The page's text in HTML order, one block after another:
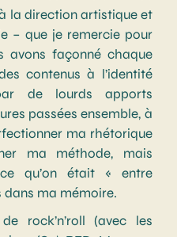
à la direction artistique et
– que je remercie pour
avons façonné chaque
contenus à l’identité
de lourds apports
passées ensemble, à
ma rhétorique
ma méthode, mais
qu’on était « entre
dans ma mémoire.
rock’n’roll (avec les